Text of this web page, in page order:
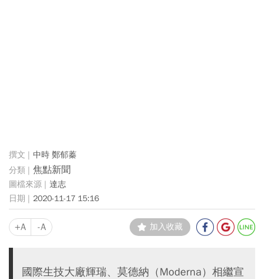
中時 鄭郁蓁
焦點新聞
達志
2020-11-17 15:16
+A -A 加入收藏
國際生技大廠輝瑞、莫德納（Moderna）相繼宣